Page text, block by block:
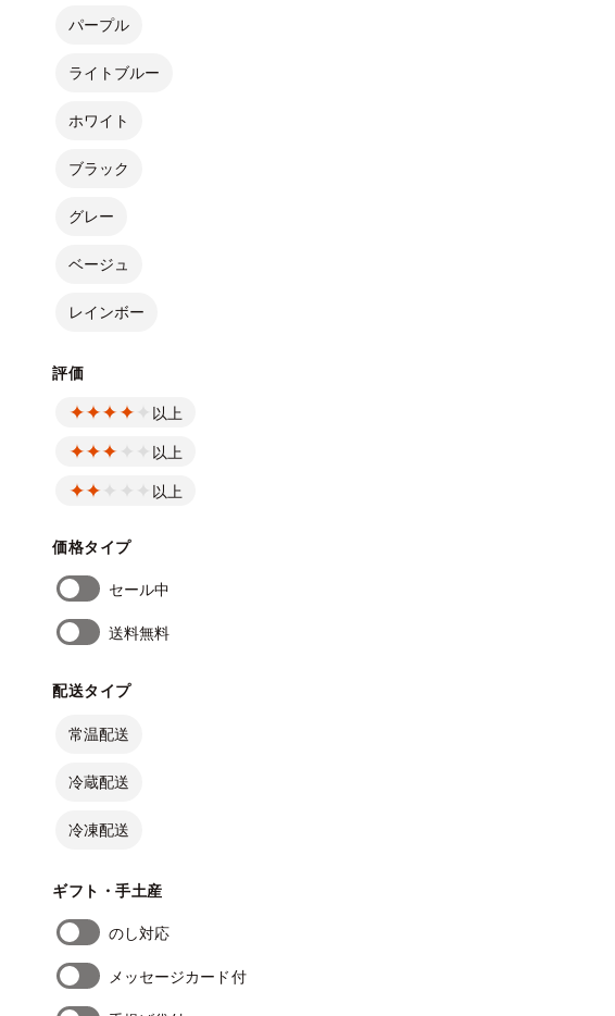
パープル
ライトブルー
ホワイト
ブラック
グレー
ベージュ
レインボー
評価
以上
以上
以上
価格タイプ
セール中
送料無料
配送タイプ
常温配送
冷蔵配送
冷凍配送
ギフト・手土産
のし対応
メッセージカード付